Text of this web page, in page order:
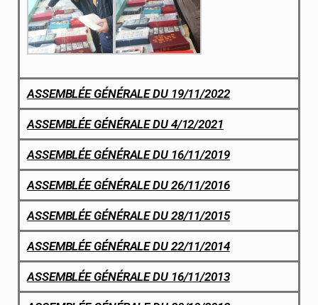
ASSEMBLÉE GÉNÉRALE DU 19/11/2022
ASSEMBLÉE GÉNÉRALE DU 4/12/2021
ASSEMBLÉE GÉNÉRALE DU 16/11/2019
ASSEMBLÉE GÉNÉRALE DU 26/11/2016
ASSEMBLÉE GÉNÉRALE DU 28/11/2015
ASSEMBLÉE GÉNÉRALE DU 22/11/2014
ASSEMBLÉE GÉNÉRALE DU 16/11/2013